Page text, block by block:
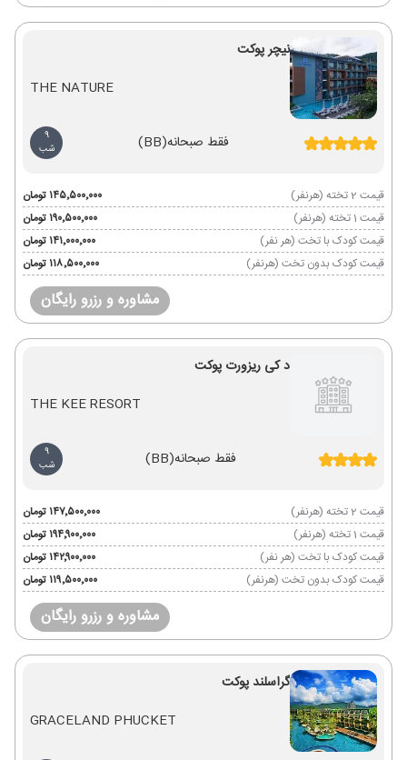
نیچر پوکت
THE NATURE
فقط صبحانه(BB)
9
شب
قیمت 2 تخته (هرنفر)
۱۴۵٬۵۰۰٬۰۰۰ تومان
قیمت 1 تخته (هرنفر)
۱۹۰٬۵۰۰٬۰۰۰ تومان
قیمت کودک با تخت (هر نفر)
۱۴۱٬۰۰۰٬۰۰۰ تومان
قیمت کودک بدون تخت (هرنفر)
۱۱۸٬۵۰۰٬۰۰۰ تومان
مشاوره و رزرو رایگان
د کی ریزورت پوکت
THE KEE RESORT
فقط صبحانه(BB)
9
شب
قیمت 2 تخته (هرنفر)
۱۴۷٬۵۰۰٬۰۰۰ تومان
قیمت 1 تخته (هرنفر)
۱۹۴٬۹۰۰٬۰۰۰ تومان
قیمت کودک با تخت (هر نفر)
۱۴۲٬۹۰۰٬۰۰۰ تومان
قیمت کودک بدون تخت (هرنفر)
۱۱۹٬۵۰۰٬۰۰۰ تومان
مشاوره و رزرو رایگان
گراسلند پوکت
GRACELAND PHUCKET